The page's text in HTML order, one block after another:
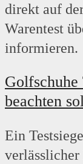
direkt auf
Warentest
informieren.
Golfschuhe
beachten
Ein